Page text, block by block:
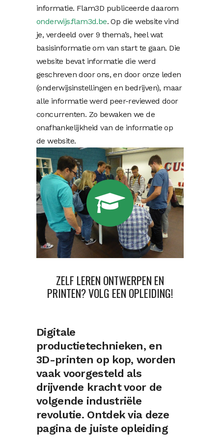
informatie. Flam3D publiceerde daarom
onderwijs.flam3d.be. Op die website vind
je, verdeeld over 9 thema’s, heel wat
basisinformatie om van start te gaan. Die
website bevat informatie die werd
geschreven door ons, en door onze leden
(onderwijsinstellingen en bedrijven), maar
alle informatie werd peer-reviewed door
concurrenten. Zo bewaken we de
onafhankelijkheid van de informatie op
de website.
ZELF LEREN ONTWERPEN EN
PRINTEN? VOLG EEN OPLEIDING!
Digitale
productietechnieken, en
3D-printen op kop, worden
vaak voorgesteld als
drijvende kracht voor de
volgende industriële
revolutie. Ontdek via deze
pagina de juiste opleiding